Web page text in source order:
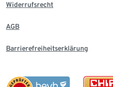
Widerrufsrecht
AGB
Barrierefreiheitserklärung